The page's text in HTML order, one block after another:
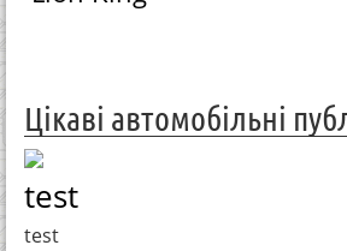
Цікаві автомобільні
test
test